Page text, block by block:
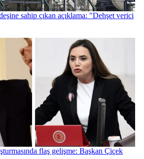
sahip çıkan açıklama: "Dehşet verici
flaş gelişme: Başkan Çiçek